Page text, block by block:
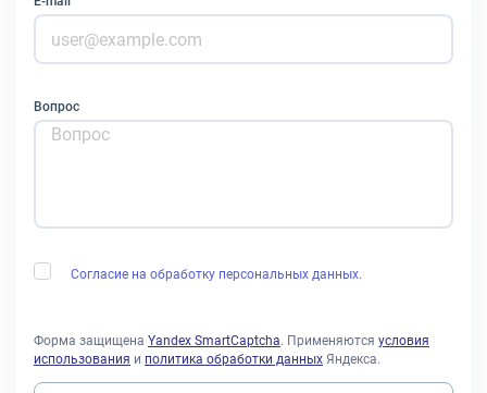
Вопрос
Согласие на обработку персональных данных.
Форма защищена Yandex SmartCaptcha. Применяются условия
использования и политика обработки данных Яндекса.